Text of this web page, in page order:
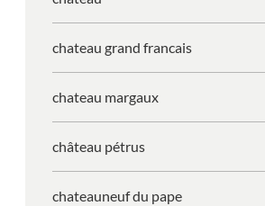
chateau grand francais
chateau margaux
château pétrus
chateauneuf du pape